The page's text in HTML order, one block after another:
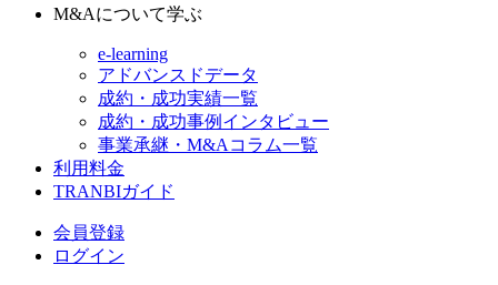
M&Aについて学ぶ
e-learning
アドバンスドデータ
成約・成功実績一覧
成約・成功事例インタビュー
事業承継・M&Aコラム一覧
利用料金
TRANBIガイド
会員登録
ログイン